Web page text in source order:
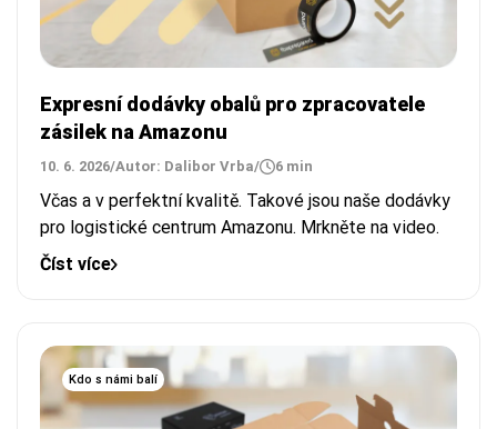
Expresní dodávky obalů pro zpracovatele
zásilek na Amazonu
10. 6. 2026/Autor: Dalibor Vrba/ 6 min
Včas a v perfektní kvalitě. Takové jsou naše dodávky
pro logistické centrum Amazonu. Mrkněte na video.
Číst více
Kdo s námi balí